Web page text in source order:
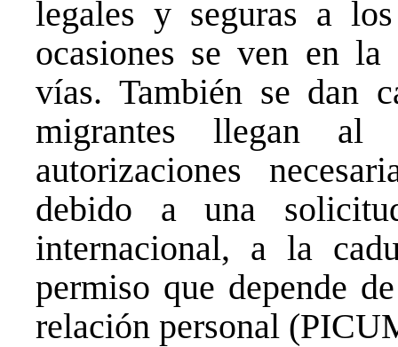
legales y seguras a
ocasiones se ven en
vías. También se dan
migrantes llegan
autorizaciones
debido a una
internacional, a la
permiso que depende
relación personal